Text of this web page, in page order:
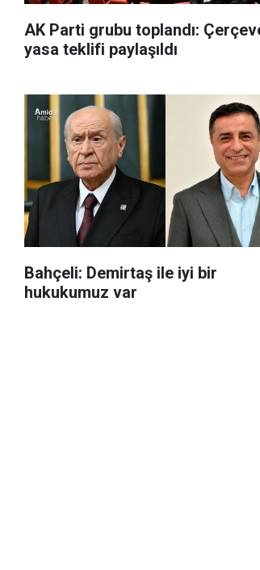
AK Parti grubu toplandı:
yasa teklifi paylaşıldı
Bahçeli: Demirtaş ile iyi bir
hukukumuz var